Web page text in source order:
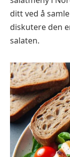
ditt ved å
diskutere den
salaten.